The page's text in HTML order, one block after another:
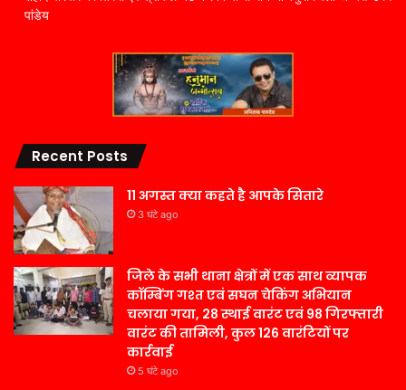
पांडेय
Recent Posts
11 अगस्त क्या कहते है आपके सितारे
3 घंटे ago
जिले के सभी थाना क्षेत्रों में एक साथ व्यापक
कॉम्बिंग गश्त एवं सघन चेकिंग अभियान
चलाया गया, 28 स्थाई वारंट एवं 98 गिरफ्तारी
वारंट की तामिली, कुल 126 वारंटियों पर
कार्रवाई
5 घंटे ago